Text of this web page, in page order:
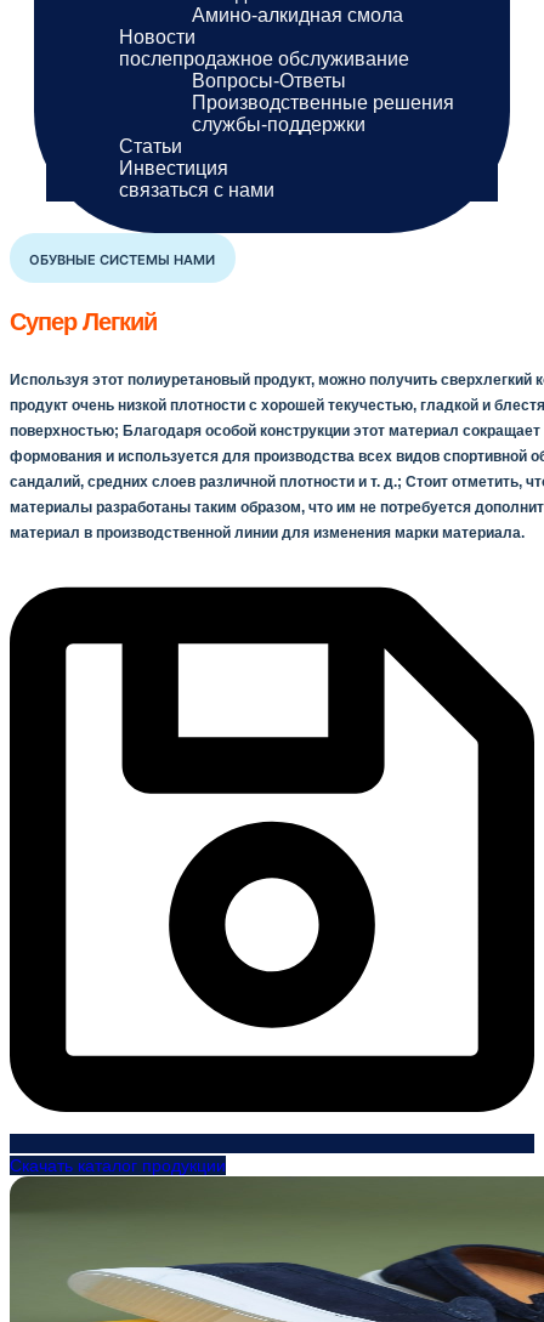
Амино-алкидная смола
Новости
послепродажное обслуживание
Вопросы-Ответы
Производственные решения
службы-поддержки
Статьи
Инвестиция
связаться с нами
ОБУВНЫЕ СИСТЕМЫ НАМИ
Супер Легкий
Используя этот полиуретановый продукт, можно получить сверхлегкий
продукт очень низкой плотности с хорошей текучестью, гладкой и
поверхностью; Благодаря особой конструкции этот материал
формования и используется для производства всех видов спортивной
сандалий, средних слоев различной плотности и т. д.; Стоит отметить,
материалы разработаны таким образом, что им не потребуется
материал в производственной линии для изменения марки материала.
Скачать каталог продукции